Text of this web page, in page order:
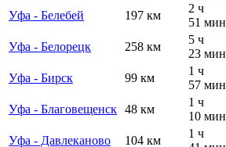
Уфа - Белебей
197 км
2 ч
51 мин
Уфа - Белорецк
258 км
5 ч
23 мин
Уфа - Бирск
99 км
1 ч
57 мин
Уфа - Благовещенск 48 км
1 ч
10 мин
Уфа - Давлеканово
104 км
1 ч